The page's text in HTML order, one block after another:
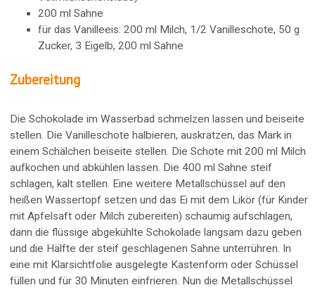
200 ml Sahne
für das Vanilleeis: 200 ml Milch, 1/2 Vanilleschote, 50 g
Zucker, 3 Eigelb, 200 ml Sahne
Zubereitung
Die Schokolade im Wasserbad schmelzen lassen und beiseite
stellen. Die Vanilleschote halbieren, auskratzen, das Mark in
einem Schälchen beiseite stellen. Die Schote mit 200 ml Milch
aufkochen und abkühlen lassen. Die 400 ml Sahne steif
schlagen, kalt stellen. Eine weitere Metallschüssel auf den
heißen Wassertopf setzen und das Ei mit dem Likör (für Kinder
mit Apfelsaft oder Milch zubereiten) schaumig aufschlagen,
dann die flüssige abgekühlte Schokolade langsam dazu geben
und die Hälfte der steif geschlagenen Sahne unterrühren. In
eine mit Klarsichtfolie ausgelegte Kastenform oder Schüssel
füllen und für 30 Minuten einfrieren. Nun die Metallschüssel